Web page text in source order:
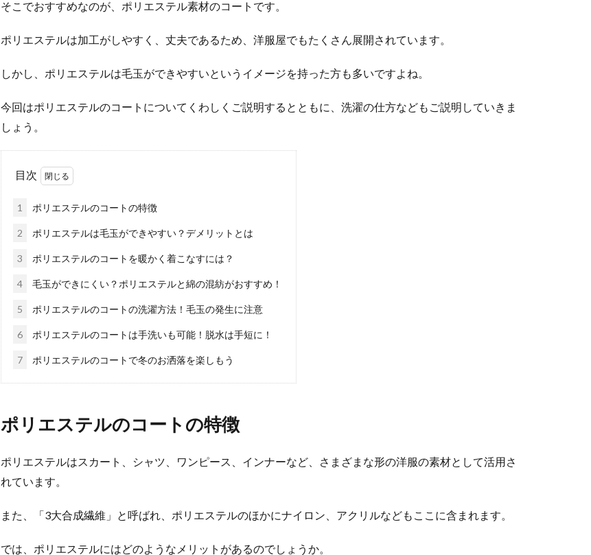
そこでおすすめなのが、ポリエステル素材のコートです。
ポリエステルは加工がしやすく、丈夫であるため、洋服屋でもたくさん展開されています。
しかし、ポリエステルは毛玉ができやすいというイメージを持った方も多いですよね。
今回はポリエステルのコートについてくわしくご説明するとともに、洗濯の仕方などもご説明していきま
しょう。
目次
1 ポリエステルのコートの特徴
2 ポリエステルは毛玉ができやすい？デメリットとは
3 ポリエステルのコートを暖かく着こなすには？
4 毛玉ができにくい？ポリエステルと綿の混紡がおすすめ！
5 ポリエステルのコートの洗濯方法！毛玉の発生に注意
6 ポリエステルのコートは手洗いも可能！脱水は手短に！
7 ポリエステルのコートで冬のお洒落を楽しもう
ポリエステルのコートの特徴
ポリエステルはスカート、シャツ、ワンピース、インナーなど、さまざまな形の洋服の素材として活用さ
れています。
また、「3大合成繊維」と呼ばれ、ポリエステルのほかにナイロン、アクリルなどもここに含まれます。
では、ポリエステルにはどのようなメリットがあるのでしょうか。